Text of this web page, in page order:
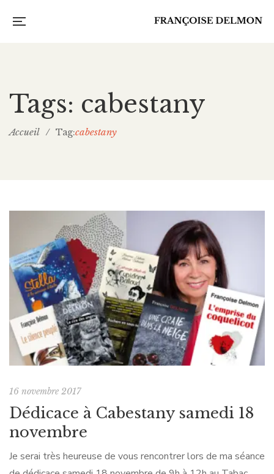
Tags: cabestany
Accueil / Tag:cabestany
16 novembre 2017
Dédicace à Cabestany samedi 18
novembre
Je serai très heureuse de vous rencontrer lors de ma séance